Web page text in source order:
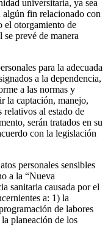
universitaria, ya sea
algún fin relacionado con
el otorgamiento de
prevé de manera
para la adecuada
a la dependencia,
a las normas y
la captación, manejo,
relativos al estado de
serán tratados en su
con la legislación
personales sensibles
a la “Nueva
sanitaria causada por el
a: 1) la
de labores
planeación de los